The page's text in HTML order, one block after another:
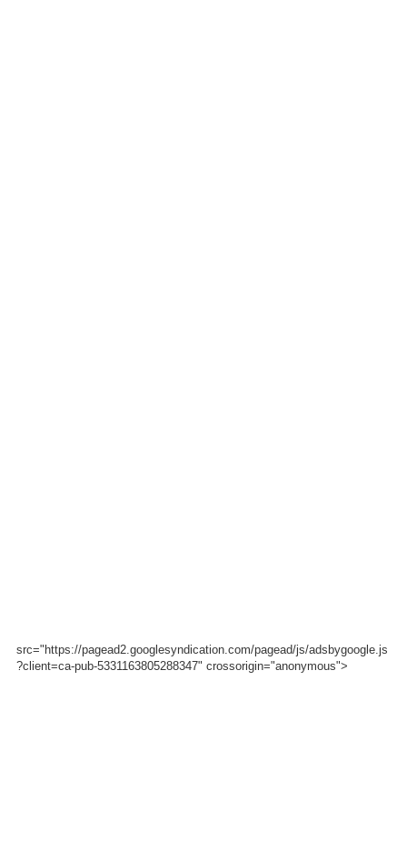
src="https://pagead2.googlesyndication.com/pagead/js/adsbygoogle.js
?client=ca-pub-5331163805288347" crossorigin="anonymous">